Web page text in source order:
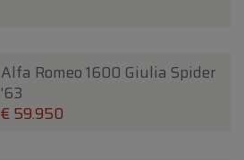
Alfa Romeo 1600 Giulia Spider
'63
€ 59.950